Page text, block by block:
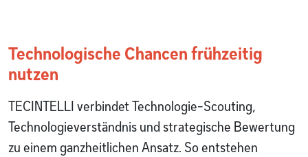
Technologische Chancen frühzeitig
nutzen
TECINTELLI verbindet Technologie-Scouting,
Technologieverständnis und strategische Bewertung
zu einem ganzheitlichen Ansatz. So entstehen